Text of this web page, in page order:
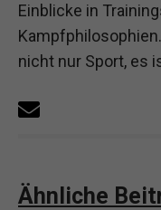
Einblicke in
nicht nur Sport, es
Ähnliche